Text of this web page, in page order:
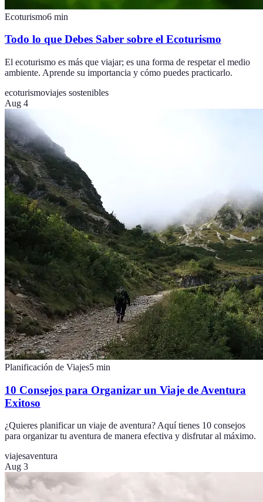
Ecoturismo6 min
Todo lo que Debes Saber sobre el Ecoturismo
El ecoturismo es más que viajar; es una forma de respetar el medio
ambiente. Aprende su importancia y cómo puedes practicarlo.
ecoturismoviajes sostenibles
Aug 4
Planificación de Viajes5 min
10 Consejos para Organizar un Viaje de Aventura
Exitoso
¿Quieres planificar un viaje de aventura? Aquí tienes 10 consejos
para organizar tu aventura de manera efectiva y disfrutar al máximo.
viajesaventura
Aug 3